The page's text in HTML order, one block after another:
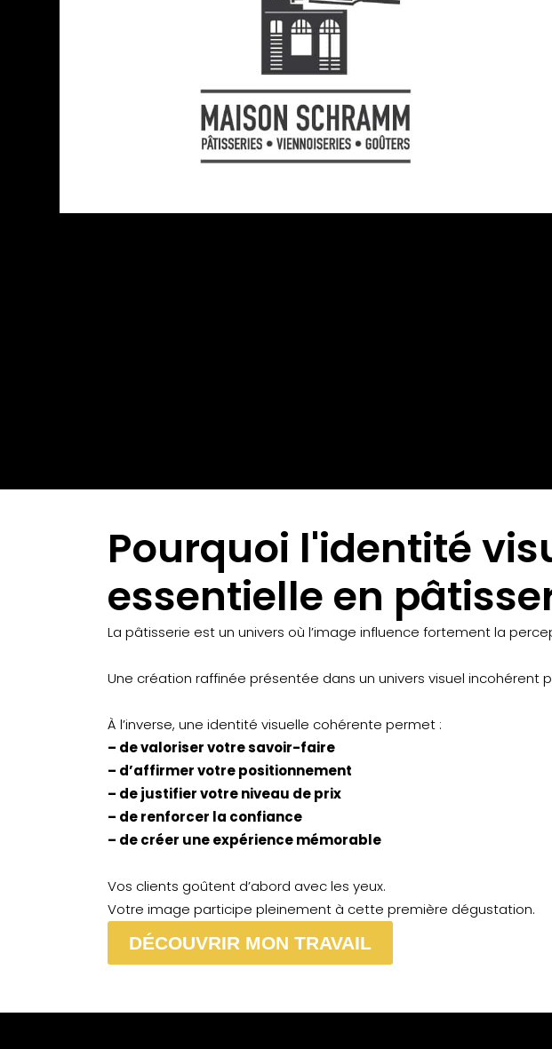
Pourquoi l'identité
essentielle en
La pâtisserie est un univers où l’image influence fortement la
Une création raffinée présentée dans un univers visuel incohérent
À l’inverse, une identité visuelle cohérente permet :
– de valoriser votre savoir-faire
– d’affirmer votre positionnement
– de justifier votre niveau de prix
– de renforcer la confiance
– de créer une expérience mémorable
Vos clients goûtent d’abord avec les yeux.
Votre image participe pleinement à cette première dégustation.
DÉCOUVRIR MON TRAVAIL